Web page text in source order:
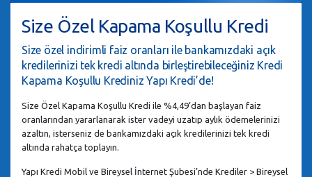
Size Özel Kapama Koşullu Kredi
Size özel indirimli faiz oranları ile bankamızdaki açık
kredilerinizi tek kredi altında birleştirebileceğiniz Kredi
Kapama Koşullu Krediniz Yapı Kredi’de!
Size Özel Kapama Koşullu Kredi ile %4,49’dan başlayan faiz
oranlarından yararlanarak ister vadeyi uzatıp aylık ödemelerinizi
azaltın, isterseniz de bankamızdaki açık kredilerinizi tek kredi
altında rahatça toplayın.
Yapı Kredi Mobil ve Bireysel İnternet Şubesi’nde Krediler > Bireysel